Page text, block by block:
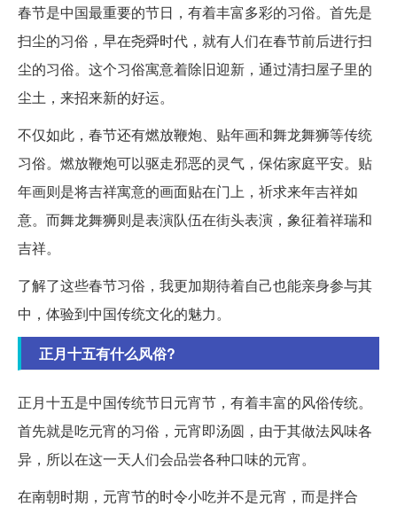
春节是中国最重要的节日，有着丰富多彩的习俗。首先是
扫尘的习俗，早在尧舜时代，就有人们在春节前后进行扫
尘的习俗。这个习俗寓意着除旧迎新，通过清扫屋子里的
尘土，来招来新的好运。
不仅如此，春节还有燃放鞭炮、贴年画和舞龙舞狮等传统
习俗。燃放鞭炮可以驱走邪恶的灵气，保佑家庭平安。贴
年画则是将吉祥寓意的画面贴在门上，祈求来年吉祥如
意。而舞龙舞狮则是表演队伍在街头表演，象征着祥瑞和
吉祥。
了解了这些春节习俗，我更加期待着自己也能亲身参与其
中，体验到中国传统文化的魅力。
正月十五有什么风俗?
正月十五是中国传统节日元宵节，有着丰富的风俗传统。
首先就是吃元宵的习俗，元宵即汤圆，由于其做法风味各
异，所以在这一天人们会品尝各种口味的元宵。
在南朝时期，元宵节的时令小吃并不是元宵，而是拌合